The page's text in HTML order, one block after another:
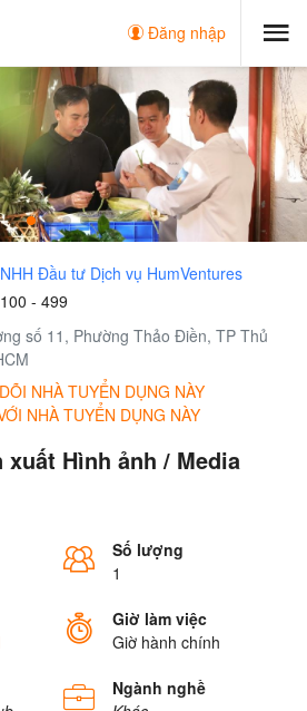
Đăng nhập
Đầu tư Dịch vụ HumVentures
100 - 499
số 11, Phường Thảo Điền, TP Thủ
NHÀ TUYỂN DỤNG NÀY
NHÀ TUYỂN DỤNG NÀY
xuất Hình ảnh / Media
Số lượng
1
Giờ làm việc
Giờ hành chính
Ngành nghề